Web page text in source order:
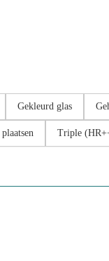
Gekleurd glas
Triple